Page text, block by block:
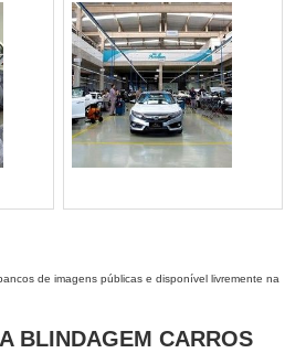
de imagens públicas e disponível livremente na
BLINDAGEM CARROS